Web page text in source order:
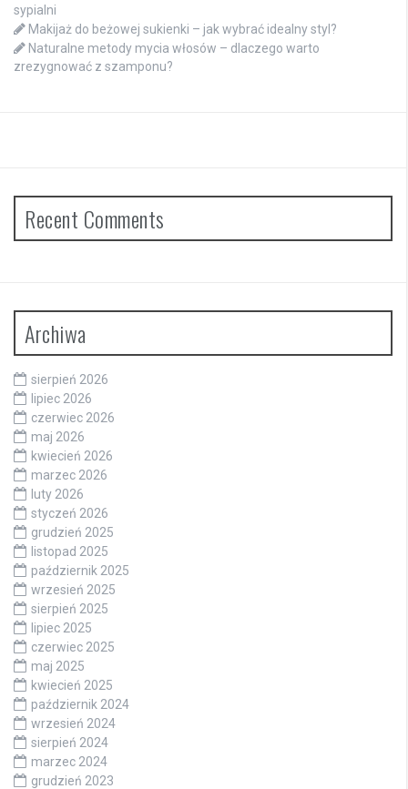
sypialni
Makijaż do beżowej sukienki – jak wybrać idealny styl?
Naturalne metody mycia włosów – dlaczego warto
zrezygnować z szamponu?
Recent Comments
Archiwa
sierpień 2026
lipiec 2026
czerwiec 2026
maj 2026
kwiecień 2026
marzec 2026
luty 2026
styczeń 2026
grudzień 2025
listopad 2025
październik 2025
wrzesień 2025
sierpień 2025
lipiec 2025
czerwiec 2025
maj 2025
kwiecień 2025
październik 2024
wrzesień 2024
sierpień 2024
marzec 2024
grudzień 2023